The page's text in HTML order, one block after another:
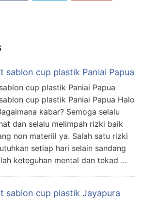
sablon cup plastik Paniai Papua
cup plastik Paniai Papua
cup plastik Paniai Papua Halo
kabar? Semoga selalu
dan selalu melimpah rizki baik
non materiil ya. Salah satu rizki
setiap hari selain sandang
keteguhan mental dan tekad …
sablon cup plastik Jayapura